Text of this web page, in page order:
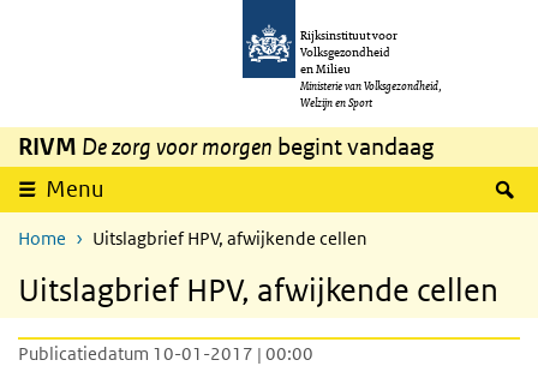
Overslaan en naar de inhoud gaan
Rijksinstituut voor
Volksgezondheid
en Milieu
Ministerie van Volksgezondheid,
Welzijn en Sport
RIVM De zorg voor morgen begint vandaag
Menu
Home Uitslagbrief HPV, afwijkende cellen
Uitslagbrief HPV, afwijkende cellen
Publicatiedatum 10-01-2017 | 00:00